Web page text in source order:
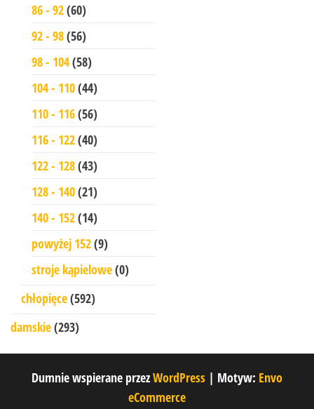
86 - 92(60)
92 - 98(56)
98 - 104(58)
104 - 110(44)
110 - 116(56)
116 - 122(40)
122 - 128(43)
128 - 140(21)
140 - 152(14)
powyżej 152(9)
stroje kąpielowe(0)
chłopięce(592)
damskie(293)
Dumnie wspierane przezWordPress | Motyw: Envo
eCommerce